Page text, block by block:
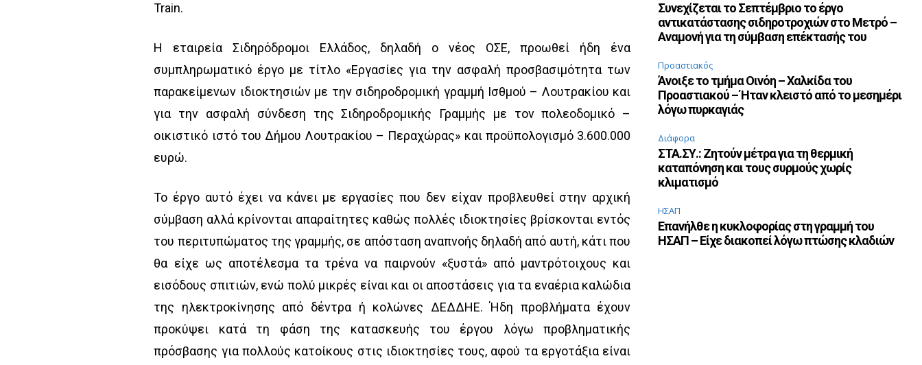
Train.
Η εταιρεία Σιδηρόδρομοι Ελλάδος, δηλαδή ο νέος ΟΣΕ, προωθεί ήδη ένα
συμπληρωματικό έργο με τίτλο «Εργασίες για την ασφαλή προσβασιμότητα των
παρακείμενων ιδιοκτησιών με την σιδηροδρομική γραμμή Ισθμού – Λουτρακίου και
για την ασφαλή σύνδεση της Σιδηροδρομικής Γραμμής με τον πολεοδομικό –
οικιστικό ιστό του Δήμου Λουτρακίου – Περαχώρας» και προϋπολογισμό 3.600.000
ευρώ.
Το έργο αυτό έχει να κάνει με εργασίες που δεν είχαν προβλευθεί στην αρχική
σύμβαση αλλά κρίνονται απαραίτητες καθώς πολλές ιδιοκτησίες βρίσκονται εντός
του περιτυπώματος της γραμμής, σε απόσταση αναπνοής δηλαδή από αυτή, κάτι που
θα είχε ως αποτέλεσμα τα τρένα να παιρνούν «ξυστά» από μαντρότοιχους και
εισόδους σπιτιών, ενώ πολύ μικρές είναι και οι αποστάσεις για τα εναέρια καλώδια
της ηλεκτροκίνησης από δέντρα ή κολώνες ΔΕΔΔΗΕ. Ήδη προβλήματα έχουν
προκύψει κατά τη φάση της κατασκευής του έργου λόγω προβληματικής
πρόσβασης για πολλούς κατοίκους στις ιδιοκτησίες τους, αφού τα εργοτάξια είναι
Συνεχίζεται το Σεπτέμβριο το έργο
αντικατάστασης σιδηροτροχιών στο Μετρό –
Αναμονή για τη σύμβαση επέκτασής του
Προαστιακός
Άνοιξε το τμήμα Οινόη – Χαλκίδα του
Προαστιακού – Ήταν κλειστό από το μεσημέρι
λόγω πυρκαγιάς
Διάφορα
ΣΤΑ.ΣΥ.: Ζητούν μέτρα για τη θερμική
καταπόνηση και τους συρμούς χωρίς
κλιματισμό
ΗΣΑΠ
Επανήλθε η κυκλοφορίας στη γραμμή του
ΗΣΑΠ – Είχε διακοπεί λόγω πτώσης κλαδιών